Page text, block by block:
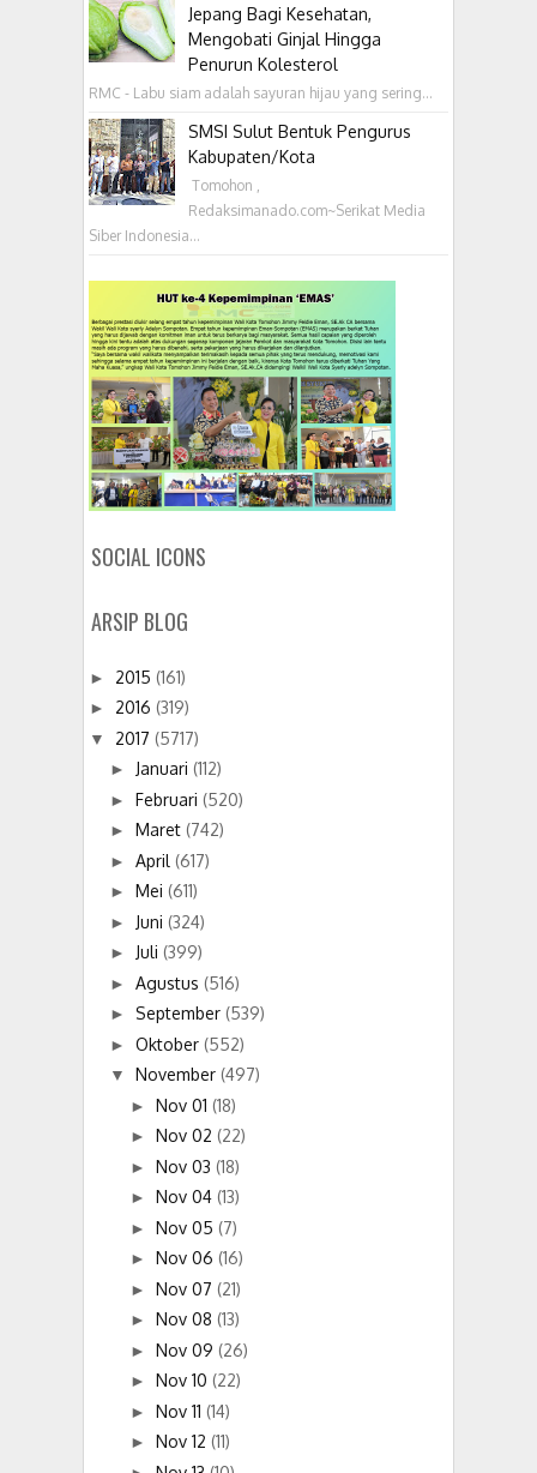
Jepang Bagi Kesehatan,
Mengobati Ginjal Hingga
Penurun Kolesterol
RMC - Labu siam adalah sayuran hijau yang sering...
SMSI Sulut Bentuk Pengurus
Kabupaten/Kota
‎ Tomohon ,
Redaksimanado.com~Serikat Media
Siber Indonesia...
SOCIAL ICONS
ARSIP BLOG
► 2015 (161)
► 2016 (319)
▼ 2017 (5717)
► Januari (112)
► Februari (520)
► Maret (742)
► April (617)
► Mei (611)
► Juni (324)
► Juli (399)
► Agustus (516)
► September (539)
► Oktober (552)
▼ November (497)
► Nov 01 (18)
► Nov 02 (22)
► Nov 03 (18)
► Nov 04 (13)
► Nov 05 (7)
► Nov 06 (16)
► Nov 07 (21)
► Nov 08 (13)
► Nov 09 (26)
► Nov 10 (22)
► Nov 11 (14)
► Nov 12 (11)